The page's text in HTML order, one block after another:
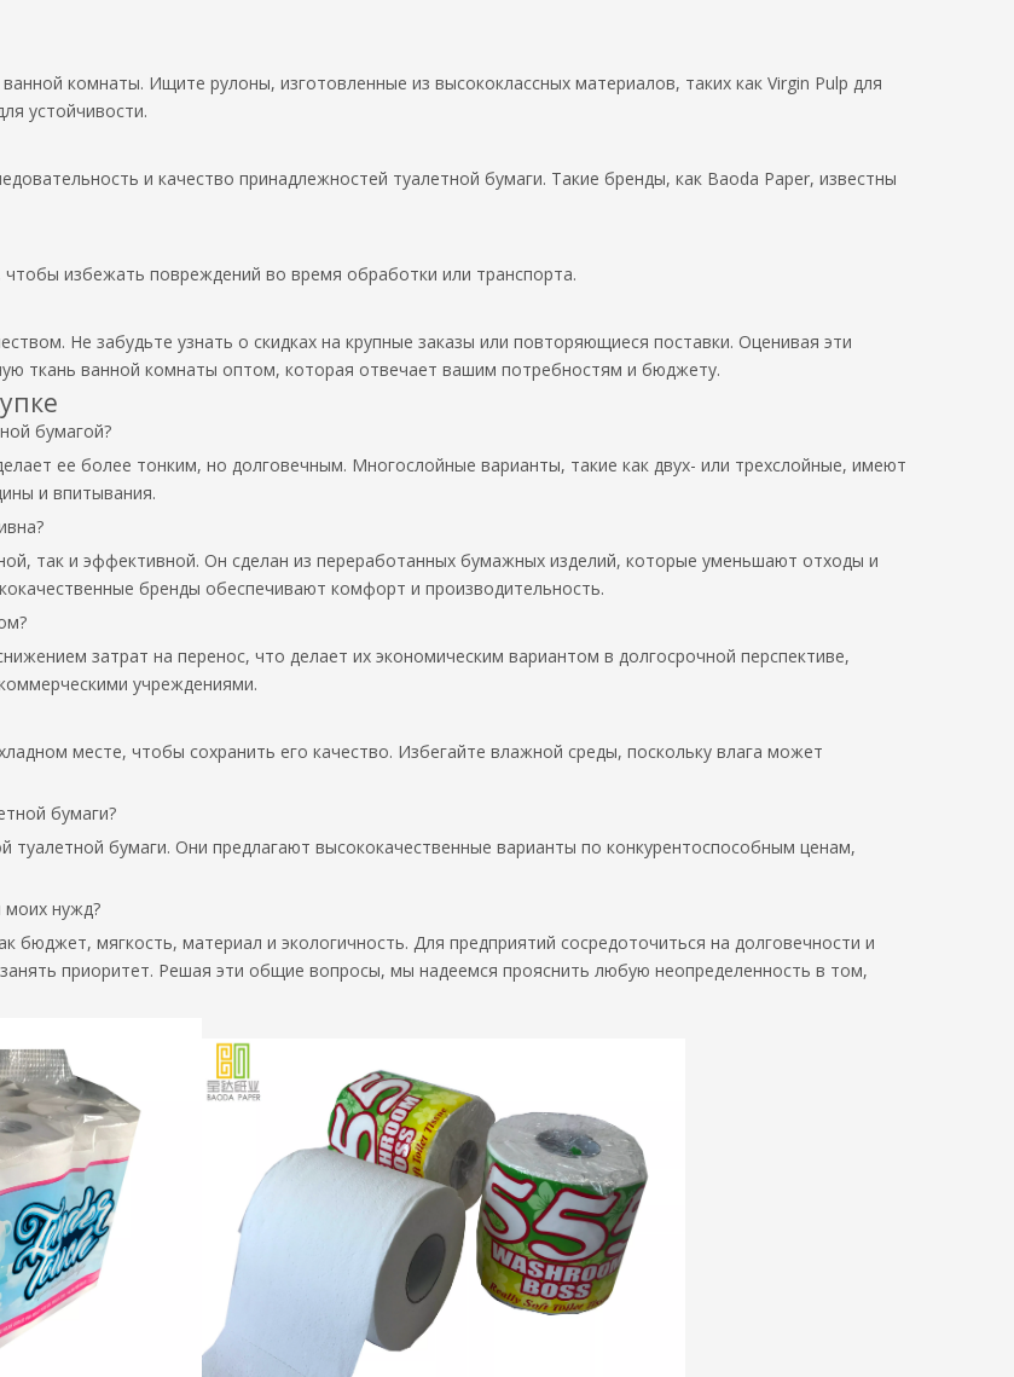
комнаты. Ищите рулоны, изготовленные из высококлассных материалов, таких как Virgin Pulp для
устойчивости.
и качество принадлежностей туалетной бумаги. Такие бренды, как Baoda Paper, известны
избежать повреждений во время обработки или транспорта.
Не забудьте узнать о скидках на крупные заказы или повторяющиеся поставки. Оценивая эти
ткань ванной комнаты оптом, которая отвечает вашим потребностям и бюджету.
бумагой?
ее более тонким, но долговечным. Многослойные варианты, такие как двух- или трехслойные, имеют
и впитывания.
так и эффективной. Он сделан из переработанных бумажных изделий, которые уменьшают отходы и
бренды обеспечивают комфорт и производительность.
затрат на перенос, что делает их экономическим вариантом в долгосрочной перспективе,
учреждениями.
месте, чтобы сохранить его качество. Избегайте влажной среды, поскольку влага может
бумаги?
бумаги. Они предлагают высококачественные варианты по конкурентоспособным ценам,
моих нужд?
мягкость, материал и экологичность. Для предприятий сосредоточиться на долговечности и
приоритет. Решая эти общие вопросы, мы надеемся прояснить любую неопределенность в том,